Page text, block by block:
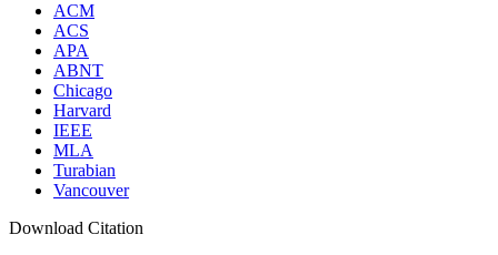
ACM
ACS
APA
ABNT
Chicago
Harvard
IEEE
MLA
Turabian
Vancouver
Download Citation